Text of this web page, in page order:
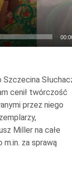
cenił twórczość
przez niego
Miller na całe
m.in. za sprawą